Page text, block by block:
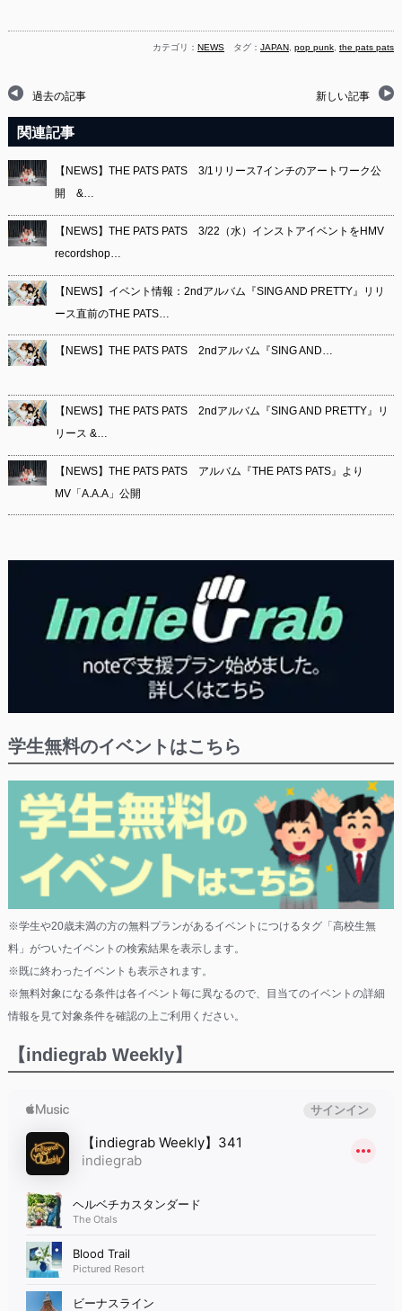
カテゴリ： NEWS タグ：JAPAN,pop punk,the pats pats
過去の記事 新しい記事
関連記事
【NEWS】THE PATS PATS 3/1リリース7インチのアートワーク公
開 &…
【NEWS】THE PATS PATS 3/22（水）インストアイベントをHMV
recordshop…
【NEWS】イベント情報：2ndアルバム『SING AND PRETTY』リリ
ース直前のTHE PATS…
【NEWS】THE PATS PATS 2ndアルバム『SING AND…
【NEWS】THE PATS PATS 2ndアルバム『SING AND PRETTY』リ
リース &…
【NEWS】THE PATS PATS アルバム『THE PATS PATS』より
MV「A.A.A」公開
学生無料のイベントはこちら
※学生や20歳未満の方の無料プランがあるイベントにつけるタグ「高校生無
料」がついたイベントの検索結果を表示します。
※既に終わったイベントも表示されます。
※無料対象になる条件は各イベント毎に異なるので、目当てのイベントの詳細
情報を見て対象条件を確認の上ご利用ください。
【indiegrab Weekly】